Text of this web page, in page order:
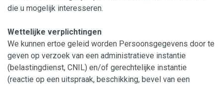
die u mogelijk interesseren.
Wettelijke verplichtingen
We kunnen ertoe geleid worden Persoonsgegevens door te
geven op verzoek van een administratieve instantie
(belastingdienst, CNIL) en/of gerechtelijke instantie
(reactie op een uitspraak, beschikking, bevel van een